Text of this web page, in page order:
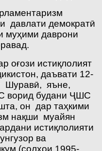
давлати демократӣ
муҳими даврони
оғози истиқлолият
даъвати 12-
Шуравӣ, яъне,
ворид будани ҶШС
он дар таҳкими
нақши муайян
истиқлолияти
ва
(солҳои 1995-